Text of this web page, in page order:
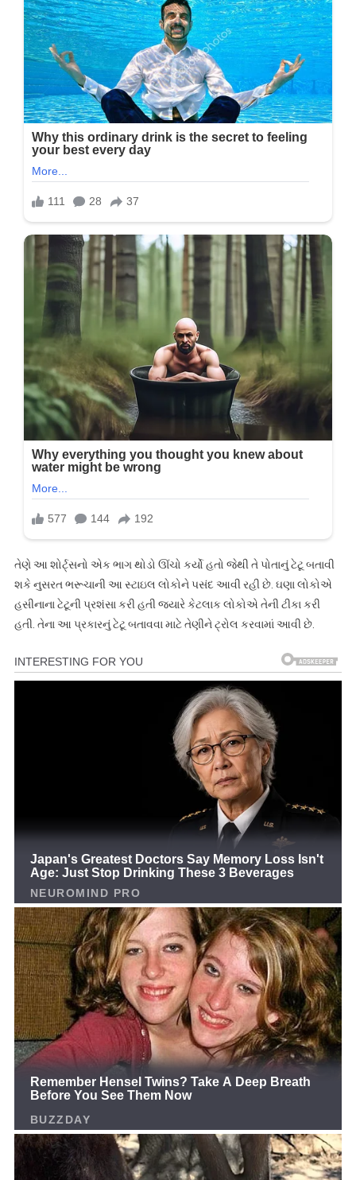
તેણે આ શોર્ટ્સનો એક ભાગ થોડો ઊંચો કર્યો હતો જેથી તે પોતાનું ટેટૂ બતાવી
શકે નુસરત ભરૂચાની આ સ્ટાઇલ લોકોને પસંદ આવી રહી છે. ઘણા લોકોએ
હસીનાના ટેટૂની પ્રશંસા કરી હતી જ્યારે કેટલાક લોકોએ તેની ટીકા કરી
હતી. તેના આ પ્રકારનું ટેટૂ બતાવવા માટે તેણીને ટ્રોલ કરવામાં આવી છે.